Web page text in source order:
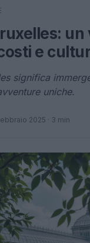
e
significa
uniche.
2025 · 3 min